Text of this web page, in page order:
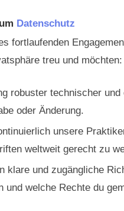
Datenschutz
fortlaufenden
treu und möchten:
robuster technischer
oder Änderung.
unsere
weltweit gerecht zu
klare und zugängliche
und welche Rechte du